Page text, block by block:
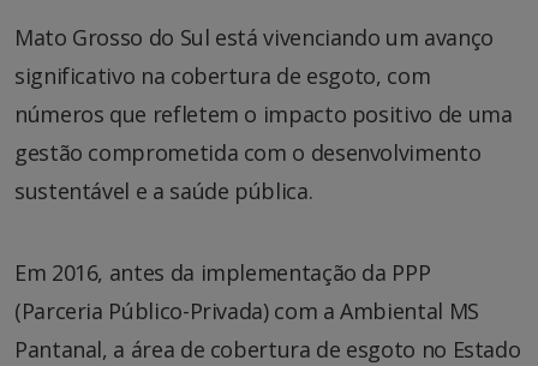
Mato Grosso do Sul está vivenciando um avanço
significativo na cobertura de esgoto, com
números que refletem o impacto positivo de uma
gestão comprometida com o desenvolvimento
sustentável e a saúde pública.
Em 2016, antes da implementação da PPP
(Parceria Público-Privada) com a Ambiental MS
Pantanal, a área de cobertura de esgoto no Estado